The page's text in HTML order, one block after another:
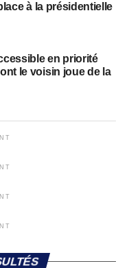
à la présidentielle
en priorité
le voisin joue de la